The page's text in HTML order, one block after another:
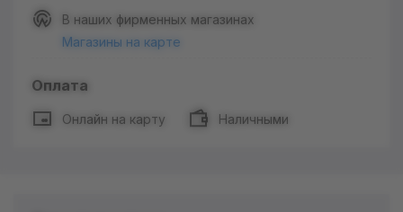
В наших фирменных магазинах
Магазины на карте
Оплата
Онлайн на карту Наличными